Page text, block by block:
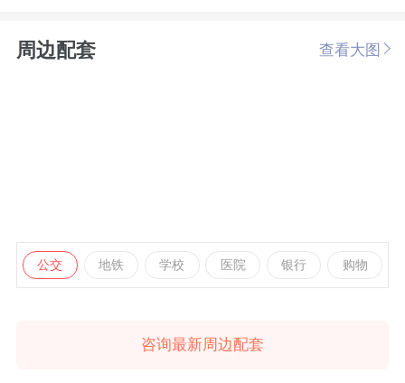
周边配套 查看大图
公交 地铁 学校 医院 银行 购物
咨询最新周边配套